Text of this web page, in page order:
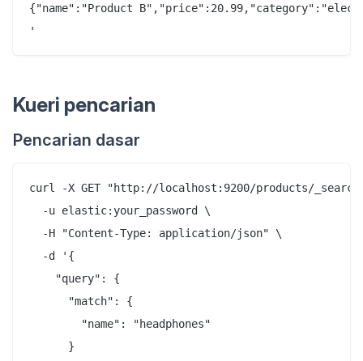
{"name":"Product
Kueri pencarian
Pencarian dasar
curl -X GET "http://localhost:9200/products/
  -u elastic:your_password \
  -H "Content-Type: application/json" \
  -d '{
    "query": {
      "match": {
        "name": "headphones"
      }